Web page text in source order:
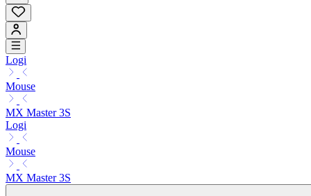
Logi
Mouse
MX Master 3S
Logi
Mouse
MX Master 3S